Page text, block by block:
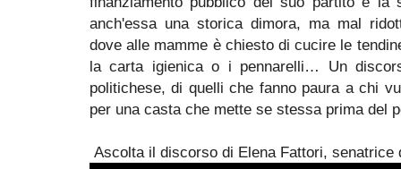
anch'essa una storica dimora, ma mal
dove alle mamme è chiesto di cucire le
la carta igienica o i pennarelli… Un
politichese, di quelli che fanno paura a chi
per una casta che mette se stessa prima del
Ascolta il discorso di Elena Fattori, senatrice